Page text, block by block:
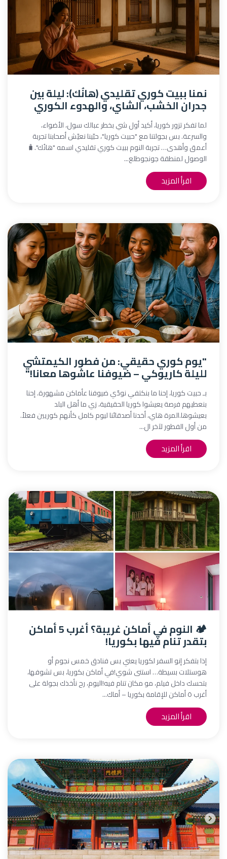
نمنا ببيت كوري تقليدي (هانُك): ليلة بين
جدران الخشب، الشاي، والهدوء الكوري
لما تفكر تزور كوريا، أكيد أول شي بخطر عبالك سول، الأضواء،
والسرعة. بس بجولتنا مع "حبيت كوريا"، حبّينا نعيّش أصحابنا تجربة
أعمق وأهدى… تجربة النوم ببيت كوري تقليدي اسمه "هانُك".🧳
الوصول لمنطقة جونجوطلع...
اقرأ المزيد
"يوم كوري حقيقي: من فطور الكيمتشي
لليلة كاريوكي – ضيوفنا عاشوها معانا!"
بـ حبيت كوريا، إحنا ما بنكتفي نودّي ضيوفنا عأماكن مشهورة. إحنا
بنعطيهم فرصة يعيشوا كوريا الحقيقية، زي ما أهل البلد
بعيشوها.المرة هاي، أخدنا أصدقائنا ليوم كامل كأنهم كوريين فعلاً.
من أول الفطور لآخر ال...
اقرأ المزيد
🏕️ النوم في أماكن غريبة؟ أغرب 5 أماكن
بتقدر تنام فيها بكوريا!
إذا بتفكر إنو السفر لكوريا يعني بس فنادق خمس نجوم أو
هوستلات بسيطة… استنى شوي!في أماكن بكوريا، بس تشوفها،
بتحسك داخل فيلم، مو مكان تنام فيه!اليوم، رح نأخذك بجولة على
أغرب ٥ أماكن للإقامة بكوريا – أماك...
اقرأ المزيد